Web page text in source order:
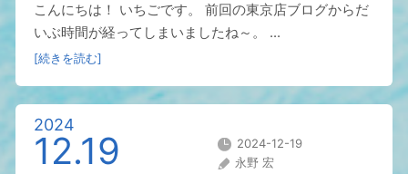
こんにちは！ いちごです。 前回の東京店ブログからだ
いぶ時間が経ってしまいましたね～。 ...
[続きを読む]
2024
12.19
2024-12-19
永野 宏